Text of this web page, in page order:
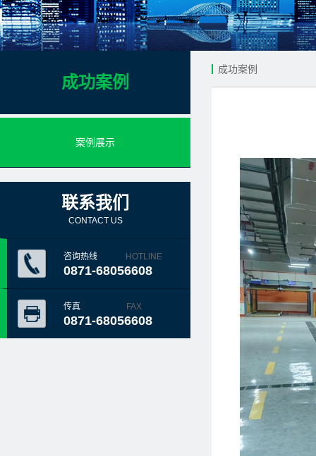
成功案例
案例展示
联系我们
CONTACT US
咨询热线 HOTLINE
0871-68056608
传真 FAX
0871-68056608
成功案例